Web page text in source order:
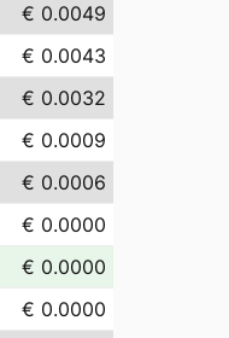
€ 0.0049
€ 0.0043
€ 0.0032
€ 0.0009
€ 0.0006
€ 0.0000
€ 0.0000
€ 0.0000